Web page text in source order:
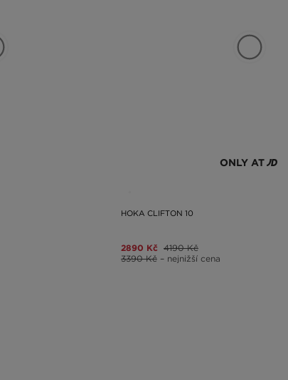
ONLY AT
HOKA CLIFTON 10
2890 Kč 4190 Kč
3390 Kč – nejnižší cena